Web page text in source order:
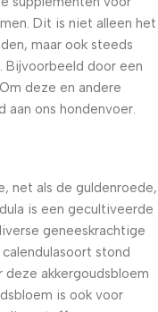
Dit is niet alleen het
maar ook steeds
Bijvoorbeeld door een
deze en andere
ons hondenvoer.
net als de guldenroede,
is een gecultiveerde
geneeskrachtige
stond
deze akkergoudsbloem
is ook voor